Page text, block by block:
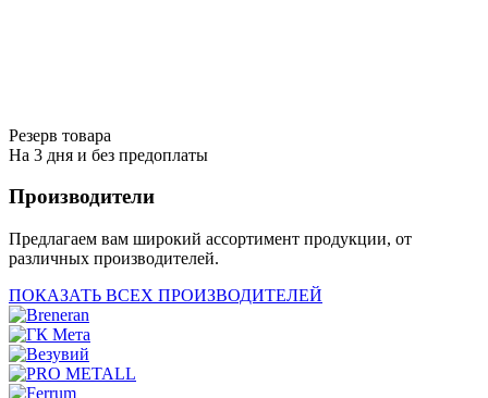
Резерв товара
На 3 дня и без предоплаты
Производители
Предлагаем вам широкий ассортимент продукции, от
различных производителей.
ПОКАЗАТЬ ВСЕХ ПРОИЗВОДИТЕЛЕЙ